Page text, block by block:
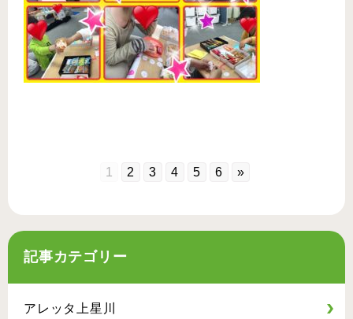
1 2 3 4 5 6 »
記事カテゴリー
アレッタ上星川